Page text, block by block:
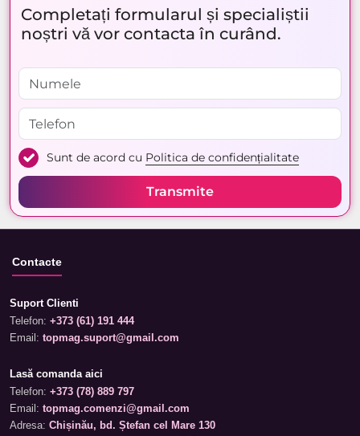
Completați formularul și specialiștii
noștri vă vor contacta în curând.
Sunt de acord cu Politica de confidențialitate
Transmite
Contacte
Suport Clienti
Telefon: +373 (61) 191 444
Email: topmag.suport@gmail.com
Lasă comanda aici
Telefon: +373 (78) 889 797
Email: topmag.comenzi@gmail.com
Adresa: Chișinău, bd. Ștefan cel Mare 130